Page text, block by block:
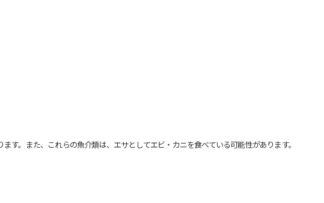
。また、これらの魚介類は、エサとしてエビ・カニを食べている可能性があります。